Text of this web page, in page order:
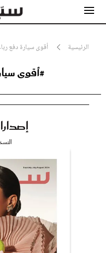
الرئيسية أقوى سيارة دفع
#أقوى
جمال
صحة ورشاقة
عروس سيدتي